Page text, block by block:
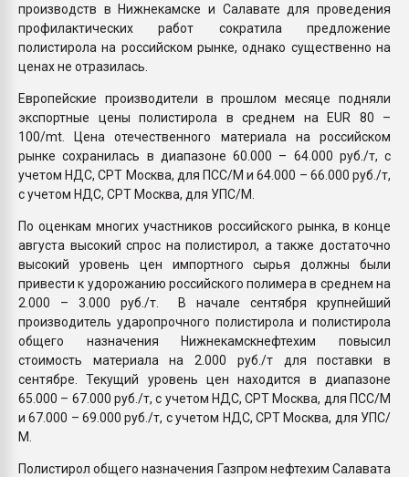
производств в Нижнекамске и Салавате для проведения
профилактических работ сократила предложение
полистирола на российском рынке, однако существенно на
ценах не отразилась.
Европейские производители в прошлом месяце подняли
экспортные цены полистирола в среднем на EUR 80 –
100/mt. Цена отечественного материала на российском
рынке сохранилась в диапазоне 60.000 – 64.000 руб./т, с
учетом НДС, СРТ Москва, для ПСС/М и 64.000 – 66.000 руб./т,
с учетом НДС, СРТ Москва, для УПС/М.
По оценкам многих участников российского рынка, в конце
августа высокий спрос на полистирол, а также достаточно
высокий уровень цен импортного сырья должны были
привести к удорожанию российского полимера в среднем на
2.000 – 3.000 руб./т. В начале сентября крупнейший
производитель ударопрочного полистирола и полистирола
общего назначения Нижнекамскнефтехим повысил
стоимость материала на 2.000 руб./т для поставки в
сентябре. Текущий уровень цен находится в диапазоне
65.000 – 67.000 руб./т, с учетом НДС, СРТ Москва, для ПСС/М
и 67.000 – 69.000 руб./т, с учетом НДС, СРТ Москва, для УПС/
М.
Полистирол общего назначения Газпром нефтехим Салавата